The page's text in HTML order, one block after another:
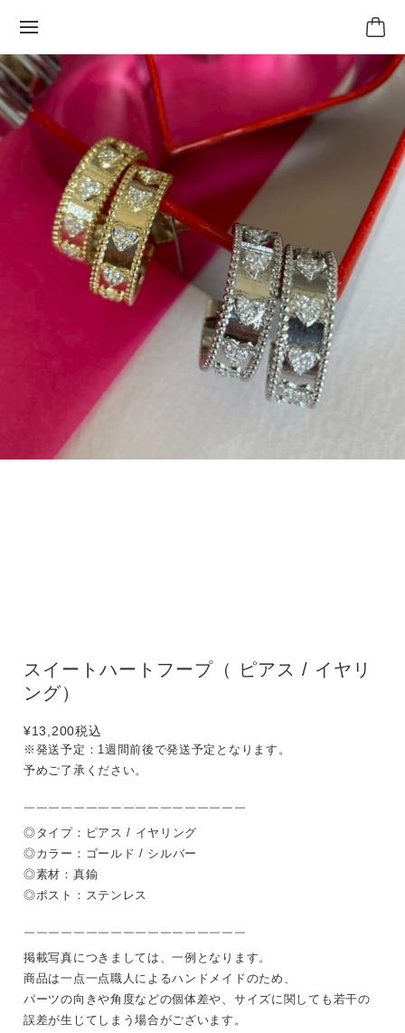
スイートハートフープ（ ピアス / イヤリ
ング）
¥13,200税込
※発送予定：1週間前後で発送予定となります。
予めご了承ください。
￣￣￣￣￣￣￣￣￣￣￣￣￣￣￣￣￣￣
◎タイプ：ピアス / イヤリング
◎カラー：ゴールド / シルバー
◎素材：真鍮
◎ポスト：ステンレス
￣￣￣￣￣￣￣￣￣￣￣￣￣￣￣￣￣￣
掲載写真につきましては、一例となります。
商品は一点一点職人によるハンドメイドのため、
パーツの向きや角度などの個体差や、サイズに関しても若干の
誤差が生じてしまう場合がございます。